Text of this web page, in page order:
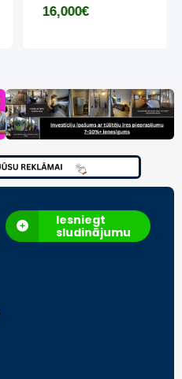
Iesniegt
sludinājumu